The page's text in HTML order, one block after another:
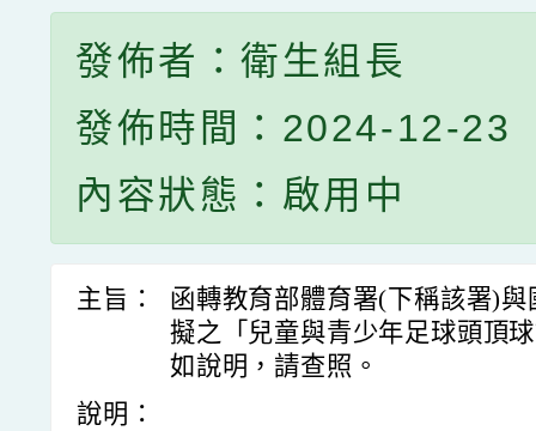
發佈者：衛生組長
發佈時間：2024-12-23
內容狀態：啟用中
主旨：
函轉教育部體育署(下稱該署)
擬之「兒童與青少年足球頭頂
如說明，請查照。
說明：